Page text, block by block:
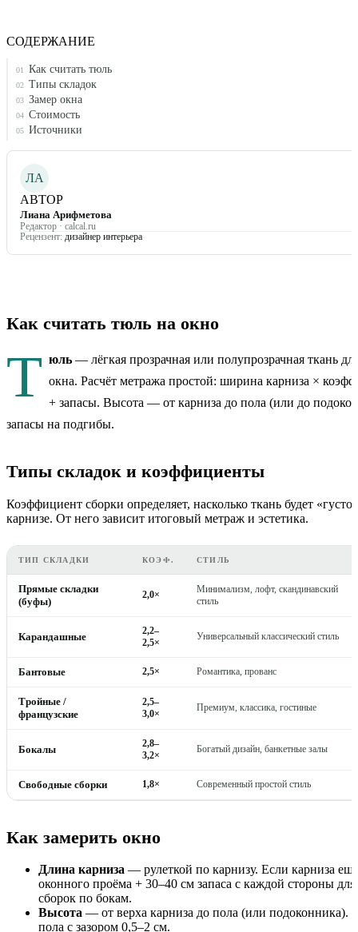
СОДЕРЖАНИЕ
01 Как считать тюль
02 Типы складок
03 Замер окна
04 Стоимость
05 Источники
ЛА
АВТОР
Лиана Арифметова
Редактор · calcal.ru
Рецензент: дизайнер интерьера
Как считать тюль на окно
Т юль — лёгкая прозрачная или полупрозрачная ткань
окна. Расчёт метража простой: ширина карниза ×
+ запасы. Высота — от карниза до пола (или до
запасы на подгибы.
Типы складок и коэффициенты
Коэффициент сборки определяет, насколько ткань будет
карнизе. От него зависит итоговый метраж и эстетика.
ТИП СКЛАДКИ КОЭФ. СТИЛЬ
Прямые складки
(буфы)
2,0×
Минимализм, лофт, скандинавский
стиль
Карандашные
2,2–
2,5×
Универсальный классический стиль
Бантовые 2,5× Романтика, прованс
Тройные /
французские
2,5–
3,0×
Премиум, классика, гостиные
Бокалы
2,8–
3,2×
Богатый дизайн, банкетные залы
Свободные сборки 1,8× Современный простой стиль
Как замерить окно
Длина карниза — рулеткой по карнизу. Если карниза
оконного проёма + 30–40 см запаса с каждой стороны
сборок по бокам.
Высота — от верха карниза до пола (или подоконника).
пола с зазором 0,5–2 см.